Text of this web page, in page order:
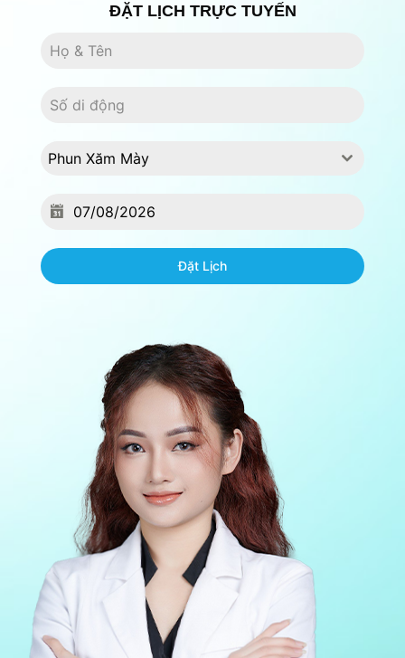
ĐẶT LỊCH TRỰC TUYẾN
Phun Xăm Mày
Đặt Lịch